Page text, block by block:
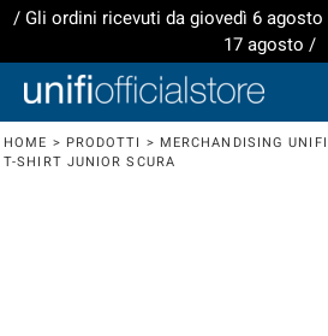
/ Gli ordini ricevuti da giovedì 6
17 agosto /
HOME > PRODOTTI > MERCHANDISING UNIFI
T-SHIRT JUNIOR SCURA